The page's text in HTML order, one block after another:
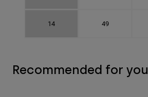
14 49
Recommended for you